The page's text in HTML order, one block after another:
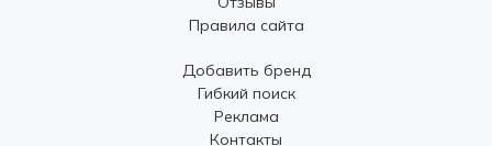
Правила сайта
Добавить бренд
Гибкий поиск
Реклама
Контакты